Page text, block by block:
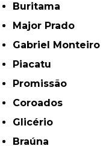
Buritama
Major Prado
Gabriel Monteiro
Piacatu
Promissão
Coroados
Glicério
Braúna